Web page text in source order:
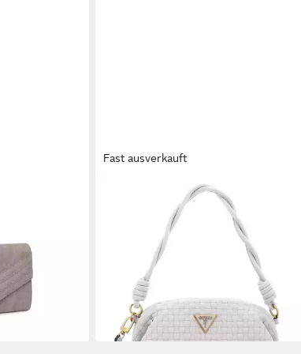
bei dir
Fast ausverkauft
UVP175,00 €
lieferbar - in 2-3 Werktagen bei dir